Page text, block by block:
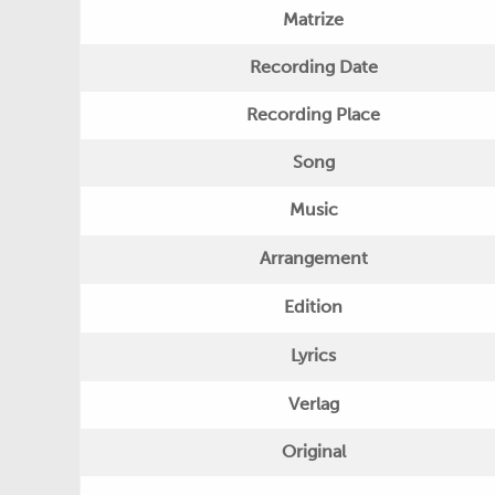
Matrize
Recording Date
Recording Place
Song
Music
Arrangement
Edition
Lyrics
Verlag
Original